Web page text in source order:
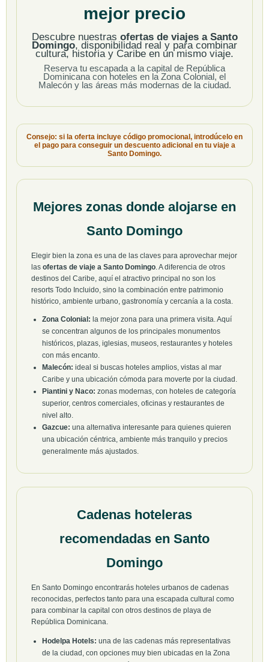
mejor precio
Descubre nuestras ofertas de viajes a Santo
Domingo, disponibilidad real y para combinar
cultura, historia y Caribe en un mismo viaje.
Reserva tu escapada a la capital de República
Dominicana con hoteles en la Zona Colonial, el
Malecón y las áreas más modernas de la ciudad.
Consejo: si la oferta incluye código promocional, introdúcelo en
el pago para conseguir un descuento adicional en tu viaje a
Santo Domingo.
Mejores zonas donde alojarse en
Santo Domingo
Elegir bien la zona es una de las claves para aprovechar mejor
las ofertas de viaje a Santo Domingo. A diferencia de otros
destinos del Caribe, aquí el atractivo principal no son los
resorts Todo Incluido, sino la combinación entre patrimonio
histórico, ambiente urbano, gastronomía y cercanía a la costa.
Zona Colonial: la mejor zona para una primera visita. Aquí
se concentran algunos de los principales monumentos
históricos, plazas, iglesias, museos, restaurantes y hoteles
con más encanto.
Malecón: ideal si buscas hoteles amplios, vistas al mar
Caribe y una ubicación cómoda para moverte por la ciudad.
Piantini y Naco: zonas modernas, con hoteles de categoría
superior, centros comerciales, oficinas y restaurantes de
nivel alto.
Gazcue: una alternativa interesante para quienes quieren
una ubicación céntrica, ambiente más tranquilo y precios
generalmente más ajustados.
Cadenas hoteleras
recomendadas en Santo
Domingo
En Santo Domingo encontrarás hoteles urbanos de cadenas
reconocidas, perfectos tanto para una escapada cultural como
para combinar la capital con otros destinos de playa de
República Dominicana.
Hodelpa Hotels: una de las cadenas más representativas
de la ciudad, con opciones muy bien ubicadas en la Zona